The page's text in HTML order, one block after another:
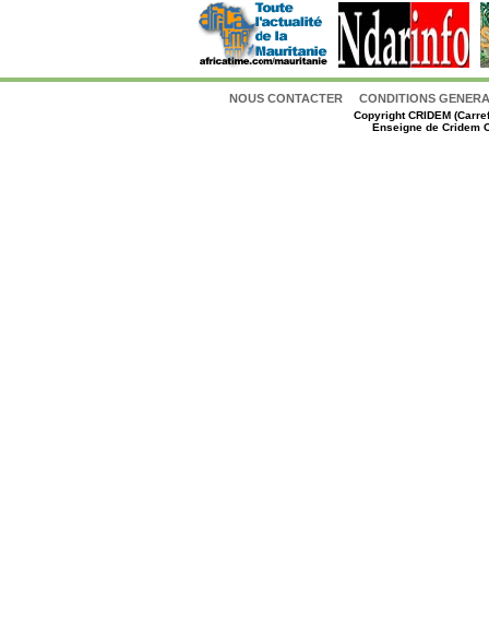
NOUS CONTACTER CONDITIONS
CopyrightCRIDEM
Enseigne de Cridem